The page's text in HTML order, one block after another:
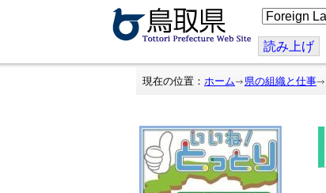
こ
の
ジ
を
翻
読み上げ
現在の位置： ホーム 県の組織と仕事